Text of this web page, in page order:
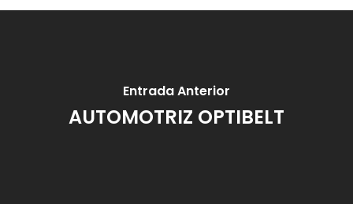
Entrada Anterior
AUTOMOTRIZ OPTIBELT